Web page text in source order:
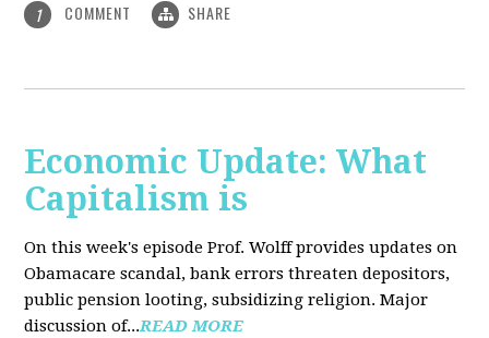
1 COMMENT SHARE
Economic Update: What
Capitalism is
On this week's episode Prof. Wolff provides updates on
Obamacare scandal, bank errors threaten depositors,
public pension looting, subsidizing religion. Major
discussion of...READ MORE